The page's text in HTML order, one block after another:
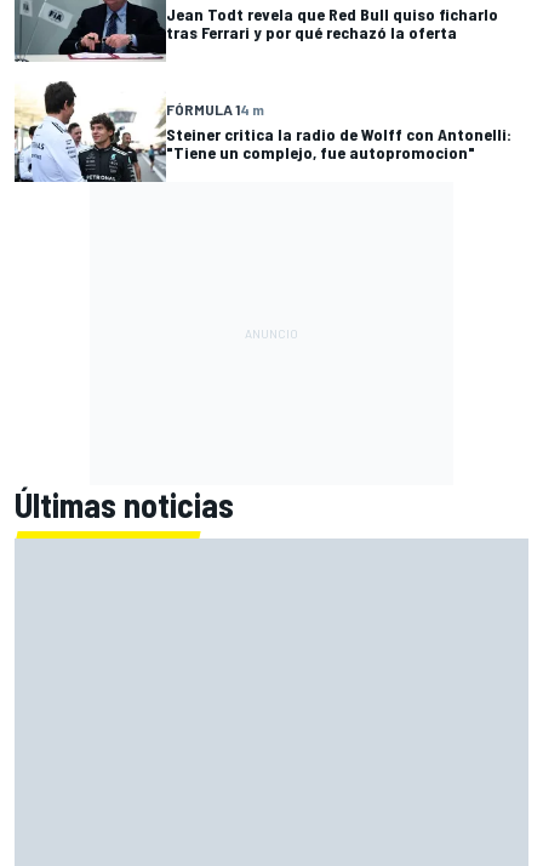
Jean Todt revela que Red Bull quiso ficharlo
tras Ferrari y por qué rechazó la oferta
FÓRMULA 14 m
Steiner critica la radio de Wolff con Antonelli:
"Tiene un complejo, fue autopromocion"
Últimas noticias